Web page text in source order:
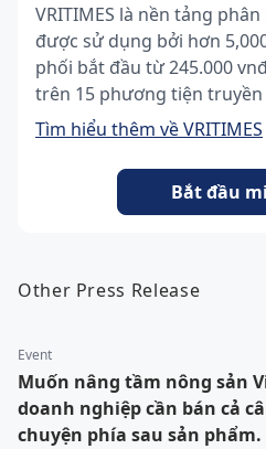
VRITIMES là nền tảng
được sử dụng bởi hơn
phối bắt đầu từ 245.000
trên 15 phương tiện
Tìm hiểu thêm về VRITIMES
Bắt đầu
Other Press Release
Event
Muốn nâng tầm nông sản
doanh nghiệp cần bán cả
chuyện phía sau sản phẩm.